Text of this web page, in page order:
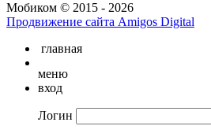
Мобиком © 2015 - 2026
Продвижение сайта Amigos Digital
главная
меню
вход
Логин